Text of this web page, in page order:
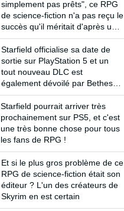
simplement pas prêts", ce RPG
de science-fiction n'a pas reçu le
succès qu'il méritait d'après un
de ses développeurs
Starfield officialise sa date de
sortie sur PlayStation 5 et un
tout nouveau DLC est
également dévoilé par Bethesda
!
Starfield pourrait arriver très
prochainement sur PS5, et c'est
une très bonne chose pour tous
les fans de RPG !
Et si le plus gros problème de ce
RPG de science-fiction était son
éditeur ? L'un des créateurs de
Skyrim en est certain